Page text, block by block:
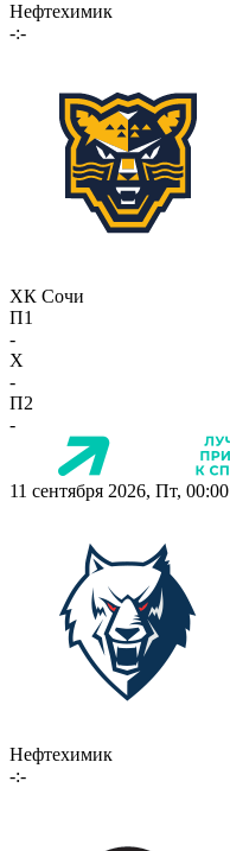
Нефтехимик
-:-
ХК Сочи
П1
-
X
-
П2
-
11 сентября 2026, Пт, 00:00
Нефтехимик
-:-